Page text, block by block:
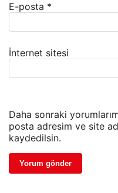
E-posta *
İnternet sitesi
Daha sonraki
posta adresim ve site
kaydedilsin.